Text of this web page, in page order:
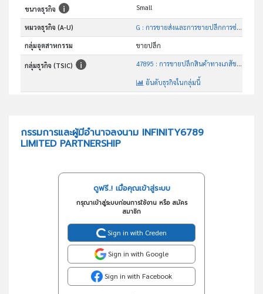
ขนาดธุรกิจ Small
หมวดธุรกิจ (A-U) G : การขายส่งและการขายปลีกการซ่อมยานยนต์และ จักรยานยนต์
กลุ่มอุตสาหกรรม ขายปลีก
กลุ่มธุรกิจ (TSIC) 47895 : การขายปลีกสินค้าทางเภสัชภัณฑ์และเวชภัณฑ์ เครื่องหอมและเครื่องสำอางบนแผงลอยและตลาด
อันดับธุรกิจในกลุ่มนี้
กรรมการและผู้มีอำนาจลงนาม INFINITY6789
LIMITED PARTNERSHIP
ดูฟรี..! เมื่อคุณเข้าสู่ระบบ
กรุณาเข้าสู่ระบบก่อนการใช้งาน หรือ สมัคร
สมาชิก
Sign in with Creden
Sign in with Google
Sign in with Facebook